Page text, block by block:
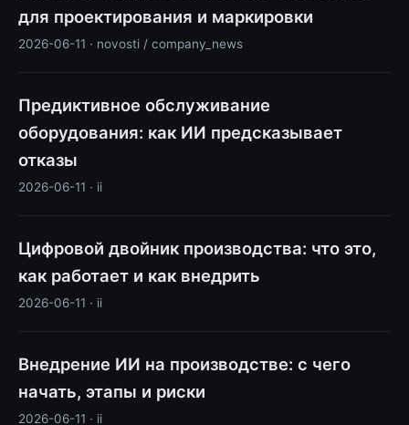
для проектирования и маркировки
2026-06-11 · novosti / company_news
Предиктивное обслуживание
оборудования: как ИИ предсказывает
отказы
2026-06-11 · ii
Цифровой двойник производства: что это,
как работает и как внедрить
2026-06-11 · ii
Внедрение ИИ на производстве: с чего
начать, этапы и риски
2026-06-11 · ii